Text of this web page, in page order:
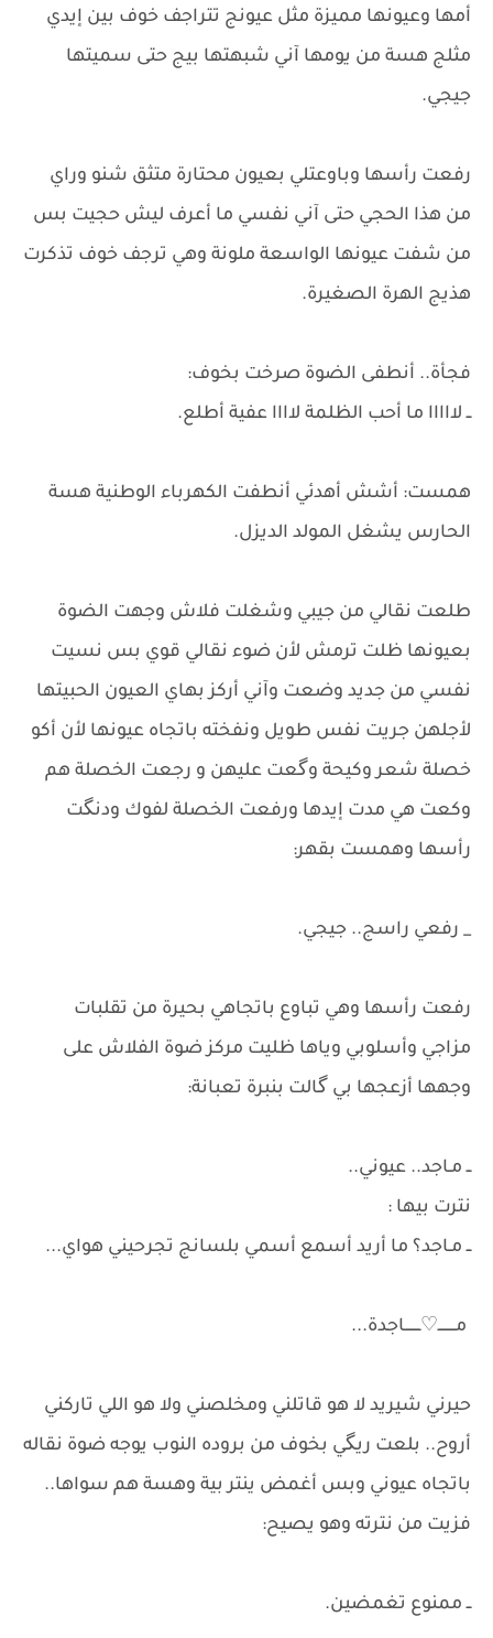
أمها وعيونها مميزة مثل عيونج تتراجف خوف بين إيدي
مثلج هسة من يومها آني شبهتها بيج حتى سميتها
جيجي.
​رفعت رأسها وباوعتلي بعيون محتارة متثق شنو وراي
من هذا الحجي حتى آني نفسي ما أعرف ليش حجيت بس
من شفت عيونها الواسعة ملونة وهي ترجف خوف تذكرت
هذيج الهرة الصغيرة.
​فجأة.. أنطفى الضوة صرخت بخوف:
ــ لااااا ما أحب الظلمة لاااا عفية أطلع.
همست: أشش أهدئي أنطفت الكهرباء الوطنية هسة
الحارس يشغل المولد الديزل.
طلعت نقالي من جيبي وشغلت فلاش وجهت الضوة
بعيونها ظلت ترمش لأن ضوء نقالي قوي بس نسيت
نفسي من جديد وضعت وآني أركز بهاي العيون الحبيتها
لأجلهن ​جريت نفس طويل ونفخته باتجاه عيونها لأن أكو
خصلة شعر وكيحة وگعت عليهن و رجعت الخصلة هم
وكعت هي مدت إيدها ورفعت الخصلة لفوك ودنگت
رأسها وهمست بقهر:
_ رفعي راسج.. جيجي.
​رفعت رأسها وهي تباوع باتجاهي بحيرة من تقلبات
مزاجي وأسلوبي وياها ظليت مركز ضوة الفلاش على
وجهها أزعجها بي گالت بنبرة تعبانة:
ــ مـاجد.. عيوني..
​نترت بيها :
ــ مـاجد؟ ما أريد أسمع أسمي بلسانج تجرحيني هواي...
مــــــــ♡ـــــــاجدة...
حيرني شيريد لا هو قاتلني ومخلصني ولا هو اللي تاركني
أروح.. بلعت ريگي بخوف من بروده النوب يوجه ضوة نقاله
باتجاه عيوني وبس أغمض ينتر بية وهسة هم سواها..
فزيت من نترته وهو يصيح:
ــ ممنوع تغمضين.